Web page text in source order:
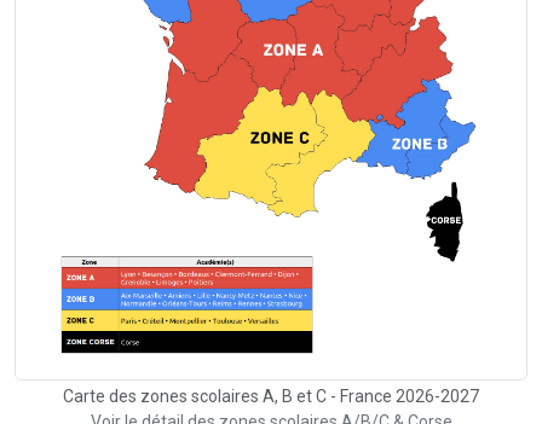
Carte des zones scolaires A, B et C - France 2026-2027